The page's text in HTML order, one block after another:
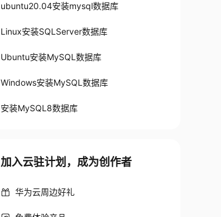
ubuntu20.04安装mysql数据库
Linux安装SQLServer数据库
Ubuntu安装MySQL数据库
Windows安装MySQL数据库
安装MySQL8数据库
加入云驻计划，成为创作者
华为云周边好礼